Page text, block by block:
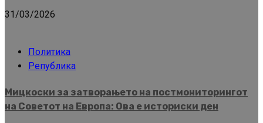
31/03/2026
Политика
Република
Мицкоски за затворањето на постмониторингот
на Советот на Европа: Ова е историски ден